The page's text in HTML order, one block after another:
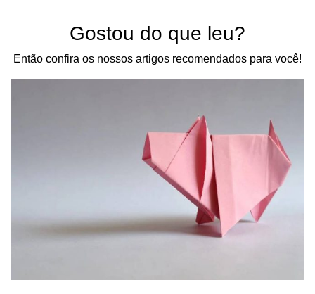
Gostou do que leu?
Então confira os nossos artigos recomendados para você!